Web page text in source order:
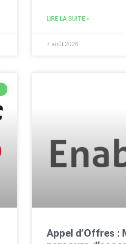
LIRE LA SUITE »
7 août 2026
Appel d’Offres :